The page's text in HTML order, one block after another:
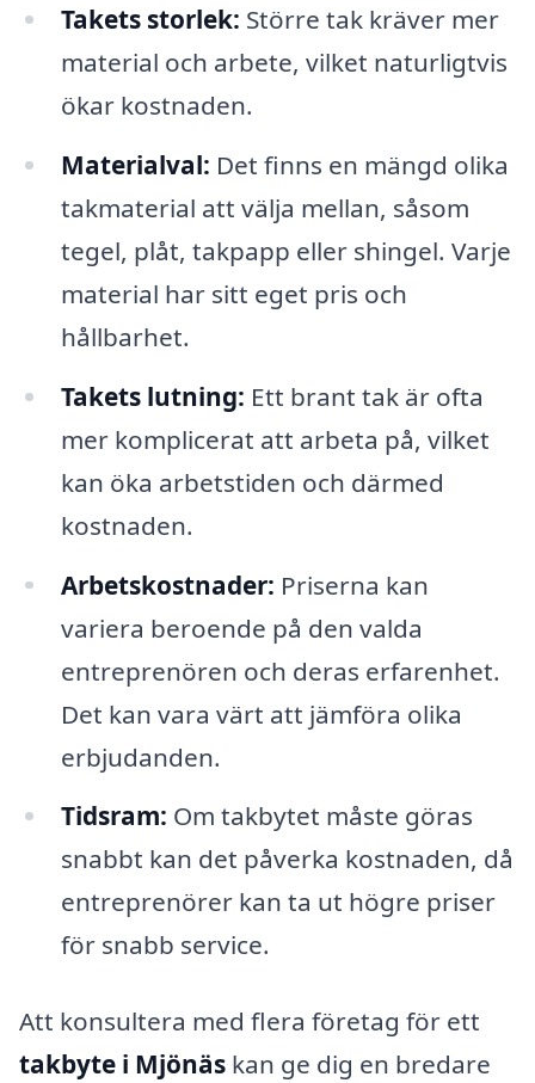
Takets storlek: Större tak kräver mer
material och arbete, vilket naturligtvis
ökar kostnaden.
Materialval: Det finns en mängd olika
takmaterial att välja mellan, såsom
tegel, plåt, takpapp eller shingel. Varje
material har sitt eget pris och
hållbarhet.
Takets lutning: Ett brant tak är ofta
mer komplicerat att arbeta på, vilket
kan öka arbetstiden och därmed
kostnaden.
Arbetskostnader: Priserna kan
variera beroende på den valda
entreprenören och deras erfarenhet.
Det kan vara värt att jämföra olika
erbjudanden.
Tidsram: Om takbytet måste göras
snabbt kan det påverka kostnaden, då
entreprenörer kan ta ut högre priser
för snabb service.
Att konsultera med flera företag för ett
takbyte i Mjönäs kan ge dig en bredare